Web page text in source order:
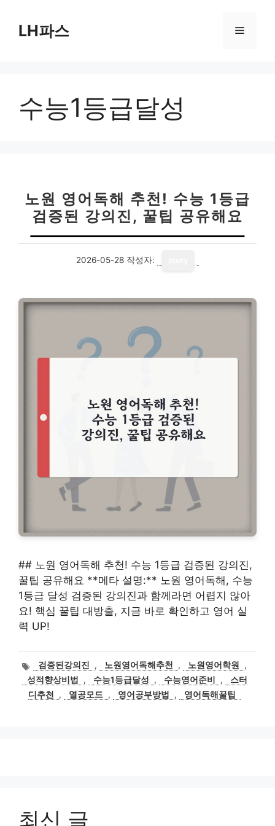
LH파스 메
수능1등급달성
노원 영어독해 추천! 수능 1등급
검증된 강의진, 꿀팁 공유해요
2026-05-28 작성자:
## 노원 영어독해 추천! 수능 1등급 검증된 강의진,
꿀팁 공유해요 **메타 설명:** 노원 영어독해, 수능
1등급 달성 검증된 강의진과 함께라면 어렵지 않아
요! 핵심 꿀팁 대방출, 지금 바로 확인하고 영어 실
력 UP!
태
그
검증된강의진 , 노원영어독해추천 , 노원영어학원
,
성적향상비법
, 수능1등급달성 , 수능영어준비 ,
스터
디추천
, 열공모드 , 영어공부방법 , 영어독해꿀팁
최신 글